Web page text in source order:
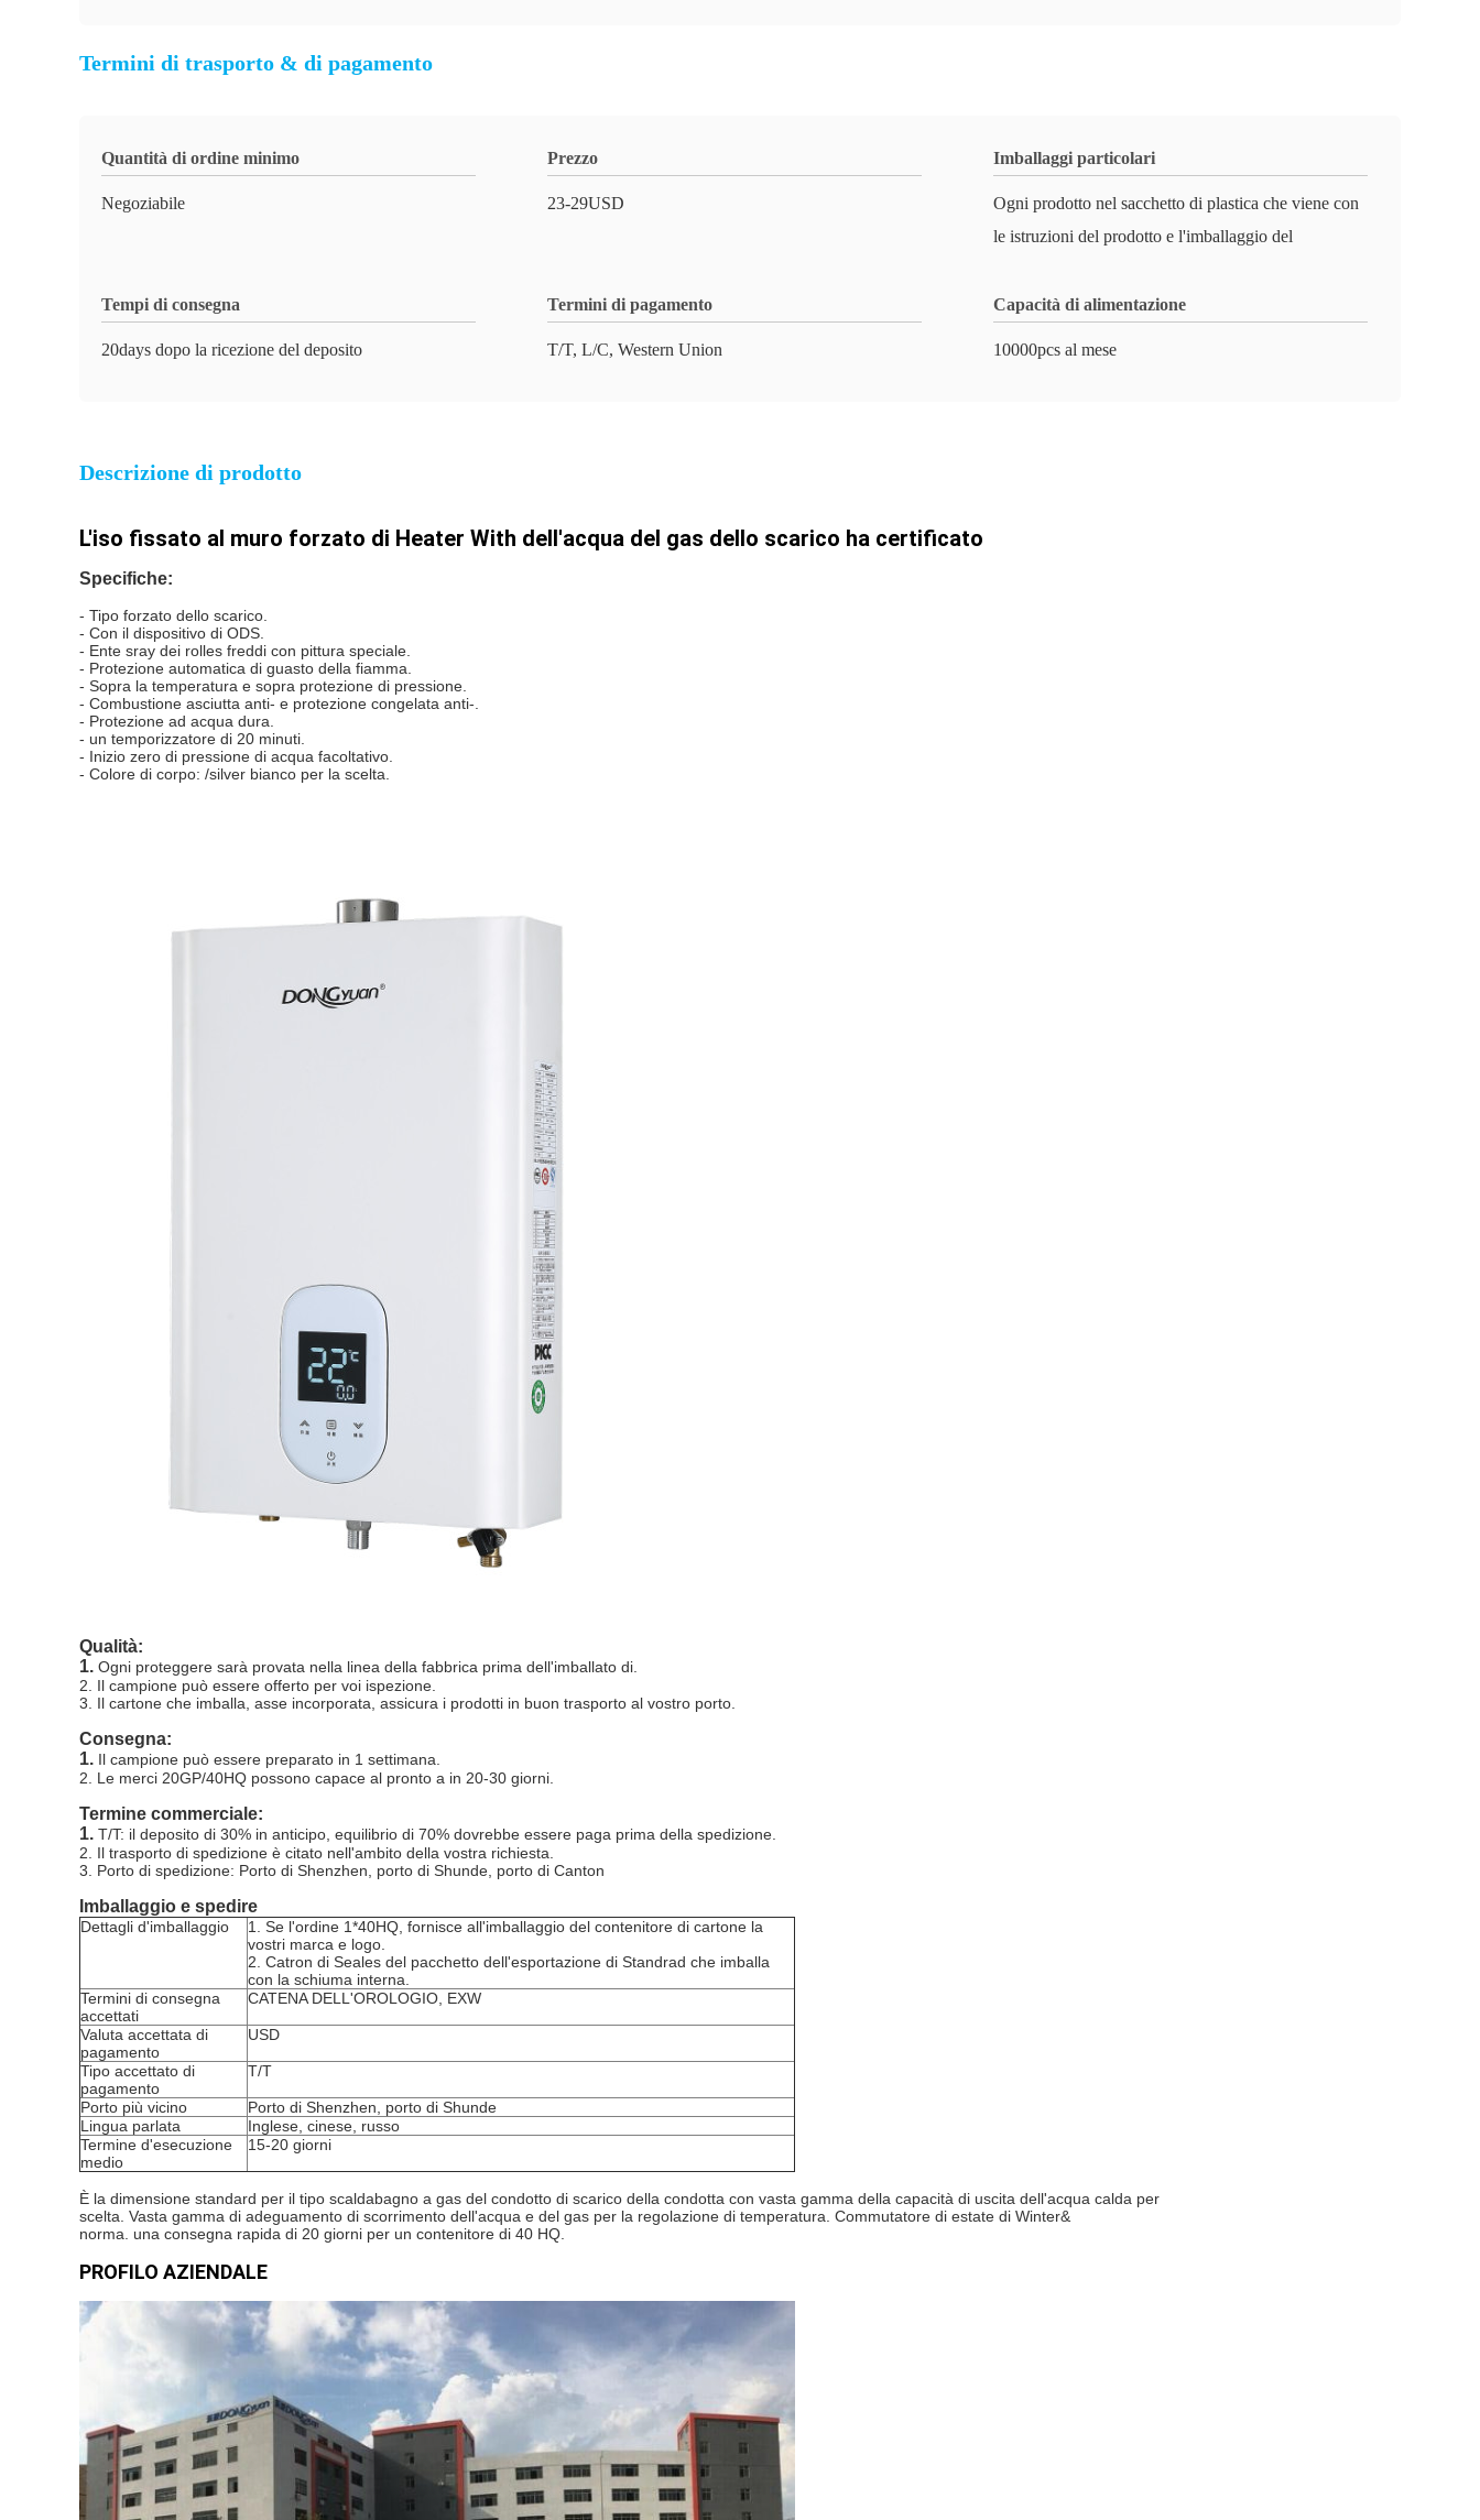
Termini di trasporto & di pagamento
Quantità di ordine minimo
Negoziabile
Prezzo
23-29USD
Imballaggi particolari
Ogni prodotto nel sacchetto di plastica che viene con
le istruzioni del prodotto e l'imballaggio del
Tempi di consegna
20days dopo la ricezione del deposito
Termini di pagamento
T/T, L/C, Western Union
Capacità di alimentazione
10000pcs al mese
Descrizione di prodotto
L'iso fissato al muro forzato di Heater With dell'acqua del gas dello scarico ha certificato
Specifiche:
- Tipo forzato dello scarico.
- Con il dispositivo di ODS.
- Ente sray dei rolles freddi con pittura speciale.
- Protezione automatica di guasto della fiamma.
- Sopra la temperatura e sopra protezione di pressione.
- Combustione asciutta anti- e protezione congelata anti-.
- Protezione ad acqua dura.
- un temporizzatore di 20 minuti.
- Inizio zero di pressione di acqua facoltativo.
- Colore di corpo: /silver bianco per la scelta.
Qualità:
1. Ogni proteggere sarà provata nella linea della fabbrica prima dell'imballato di.
2. Il campione può essere offerto per voi ispezione.
3. Il cartone che imballa, asse incorporata, assicura i prodotti in buon trasporto al vostro porto.
Consegna:
1. Il campione può essere preparato in 1 settimana.
2. Le merci 20GP/40HQ possono capace al pronto a in 20-30 giorni.
Termine commerciale:
1. T/T: il deposito di 30% in anticipo, equilibrio di 70% dovrebbe essere paga prima della spedizione.
2. Il trasporto di spedizione è citato nell'ambito della vostra richiesta.
3. Porto di spedizione: Porto di Shenzhen, porto di Shunde, porto di Canton
Imballaggio e spedire
Dettagli d'imballaggio
1. Se l'ordine 1*40HQ, fornisce all'imballaggio del contenitore di cartone la
vostri marca e logo.
2. Catron di Seales del pacchetto dell'esportazione di Standrad che imballa
con la schiuma interna.
Termini di consegna
accettati
CATENA DELL'OROLOGIO, EXW
Valuta accettata di
pagamento
USD
Tipo accettato di
pagamento
T/T
Porto più vicino
Porto di Shenzhen, porto di Shunde
Lingua parlata
Inglese, cinese, russo
Termine d'esecuzione
medio
15-20 giorni
È la dimensione standard per il tipo scaldabagno a gas del condotto di scarico della condotta con vasta gamma della capacità di uscita dell'acqua calda per
scelta. Vasta gamma di adeguamento di scorrimento dell'acqua e del gas per la regolazione di temperatura. Commutatore di estate di Winter&
norma. una consegna rapida di 20 giorni per un contenitore di 40 HQ.
PROFILO AZIENDALE